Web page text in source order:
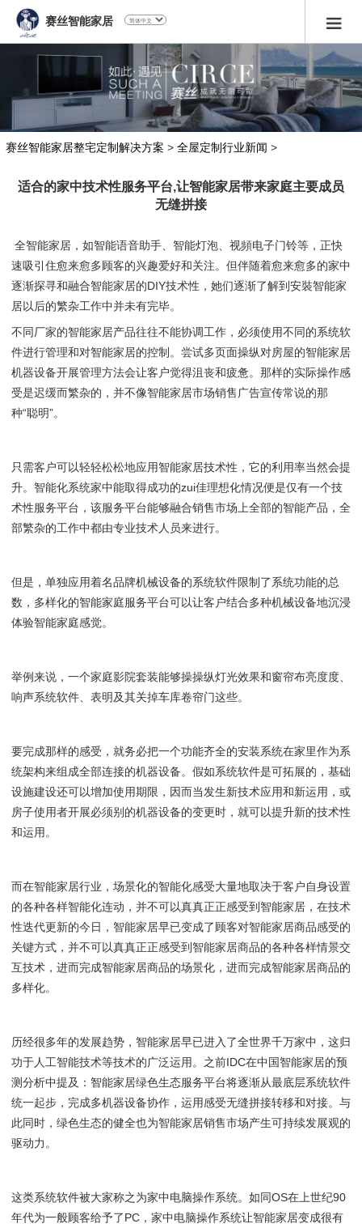
赛丝智能家居
赛丝智能家居整宅定制解决方案 > 全屋定制行业新闻 >
适合的家中技术性服务平台,让智能家居带来家庭主要成员
无缝拼接
全智能家居，如智能语音助手、智能灯泡、视頻电子门铃等，正快
速吸引住愈来愈多顾客的兴趣爱好和关注。但伴随着愈来愈多的家中
逐渐探寻和融合智能家居的DIY技术性，她们逐渐了解到安裝智能家
居以后的繁杂工作中并未有完毕。
不同厂家的智能家居产品往往不能协调工作，必须使用不同的系统软
件进行管理和对智能家居的控制。尝试多页面操纵对房屋的智能家居
机器设备开展管理方法会让客户觉得沮丧和疲惫。那样的实际操作感
受是迟缓而繁杂的，并不像智能家居市场销售广告宣传常说的那
种“聪明”。
只需客户可以轻轻松松地应用智能家居技术性，它的利用率当然会提
升。智能化系统家中能取得成功的zui佳理想化情况便是仅有一个技
术性服务平台，该服务平台能够融合销售市场上全部的智能产品，全
部繁杂的工作中都由专业技术人员来进行。
但是，单独应用着名品牌机械设备的系统软件限制了系统功能的总
数，多样化的智能家庭服务平台可以让客户结合多种机械设备地沉浸
体验智能家庭感觉。
举例来说，一个家庭影院套装能够操操纵灯光效果和窗帘布亮度度、
响声系统软件、表明及其关掉车库卷帘门这些。
要完成那样的感受，就务必把一个功能齐全的安装系统在家里作为系
统架构来组成全部连接的机器设备。假如系统软件是可拓展的，基础
设施建设还可以增加使用期限，因而当发生新技术应用和新运用，或
房子使用者开展必须别的机器设备的变更时，就可以提升新的技术性
和运用。
而在智能家居行业，场景化的智能化感受大量地取决于客户自身设置
的各种各样智能化连动，并不可以真真正正感受到智能家居，在技术
性迭代更新的今日，智能家居早已变成了顾客对智能家居商品感受的
关键方式，并不可以真真正正感受到智能家居商品的各种各样情景交
互技术，进而完成智能家居商品的场景化，进而完成智能家居商品的
多样化。
历经很多年的发展趋势，智能家居早已进入了全世界千万家中，这归
功于人工智能技术等技术的广泛运用。之前IDC在中国智能家居的预
测分析中提及：智能家居绿色生态服务平台将逐渐从最底层系统软件
统一起步，完成多机器设备协作，运用感受无缝拼接转移和对接。与
此同时，绿色生态的健全也为智能家居销售市场产生可持续发展观的
驱动力。
这类系统软件被大家称之为家中电脑操作系统。如同OS在上世纪90
年代为一般顾客给予了PC，家中电脑操作系统让智能家居变成很有